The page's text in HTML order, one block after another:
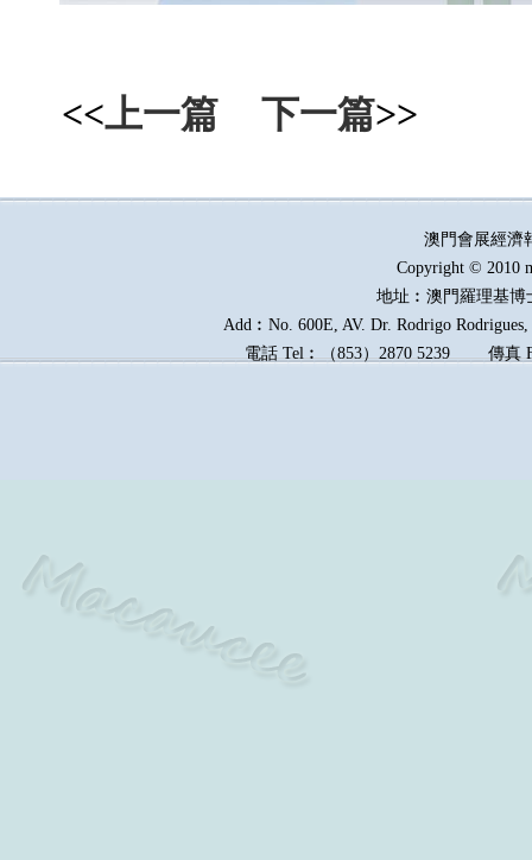
<<上一篇 下一篇>>
澳門會展經
Copyright © 2010
地址︰澳門羅理基博
Add︰No. 600E, AV. Dr. Rodrigo
電話 Tel︰（853）2870 5239傳真